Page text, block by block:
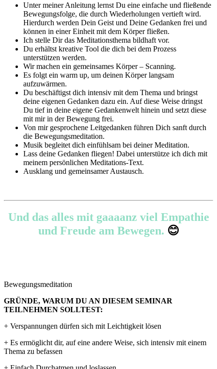
Unter meiner Anleitung lernst Du eine einfache und fließende
Bewegungsfolge, die durch Wiederholungen vertieft wird.
Hierdurch werden Dein Geist und Deine Gedanken frei und
können in einer Einheit mit dem Körper fließen.
Ich stelle Dir das Meditationsthema bildhaft vor.
Du erhältst kreative Tool die dich bei dem Prozess
unterstützen werden.
Wir machen ein gemeinsames Körper – Scanning.
Es folgt ein warm up, um deinen Körper langsam
aufzuwärmen.
Du beschäftigst dich intensiv mit dem Thema und bringst
deine eigenen Gedanken dazu ein. Auf diese Weise dringst
Du tief in deine eigene Gedankenwelt hinein und setzt diese
mit mir in der Bewegung frei.
Von mir gesprochene Leitgedanken führen Dich sanft durch
die Bewegungsmeditation.
Musik begleitet dich einfühlsam bei deiner Meditation.
Lass deine Gedanken fliegen! Dabei unterstütze ich dich mit
meinem persönlichen Meditations-Text.
Ausklang und gemeinsamer Austausch.
Und das alles mit gaaaanz viel Empathie
und Freude am Bewegen. 😊
Bewegungsmeditation
GRÜNDE, WARUM DU AN DIESEM SEMINAR
TEILNEHMEN SOLLTEST:
+ Verspannungen dürfen sich mit Leichtigkeit lösen
+ Es ermöglicht dir, auf eine andere Weise, sich intensiv mit einem
Thema zu befassen